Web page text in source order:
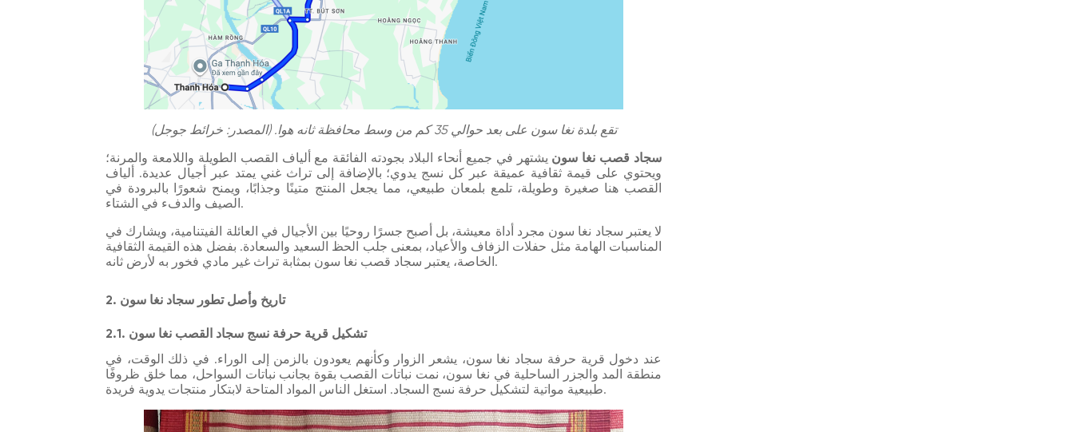
تقع بلدة نغا سون على بعد حوالي 35 كم من وسط محافظة ثانه هوا. (المصدر: خرائط جوجل)
سجاد قصب نغا سون يشتهر في جميع أنحاء البلاد بجودته الفائقة مع ألياف القصب الطويلة واللامعة والمرنة؛
ويحتوي على قيمة ثقافية عميقة عبر كل نسج يدوي؛ بالإضافة إلى تراث غني يمتد عبر أجيال عديدة. ألياف
القصب هنا صغيرة وطويلة، تلمع بلمعان طبيعي، مما يجعل المنتج متينًا وجذابًا، ويمنح شعورًا بالبرودة في
الصيف والدفء في الشتاء.
لا يعتبر سجاد نغا سون مجرد أداة معيشة، بل أصبح جسرًا روحيًا بين الأجيال في العائلة الفيتنامية، ويشارك في
المناسبات الهامة مثل حفلات الزفاف والأعياد، بمعنى جلب الحظ السعيد والسعادة. بفضل هذه القيمة الثقافية
الخاصة، يعتبر سجاد قصب نغا سون بمثابة تراث غير مادي فخور به لأرض ثانه.
2. تاريخ وأصل تطور سجاد نغا سون
2.1. تشكيل قرية حرفة نسج سجاد القصب نغا سون
عند دخول قرية حرفة سجاد نغا سون، يشعر الزوار وكأنهم يعودون بالزمن إلى الوراء. في ذلك الوقت، في
منطقة المد والجزر الساحلية في نغا سون، نمت نباتات القصب بقوة بجانب نباتات السواحل، مما خلق ظروفًا
طبيعية مواتية لتشكيل حرفة نسج السجاد. استغل الناس المواد المتاحة لابتكار منتجات يدوية فريدة.